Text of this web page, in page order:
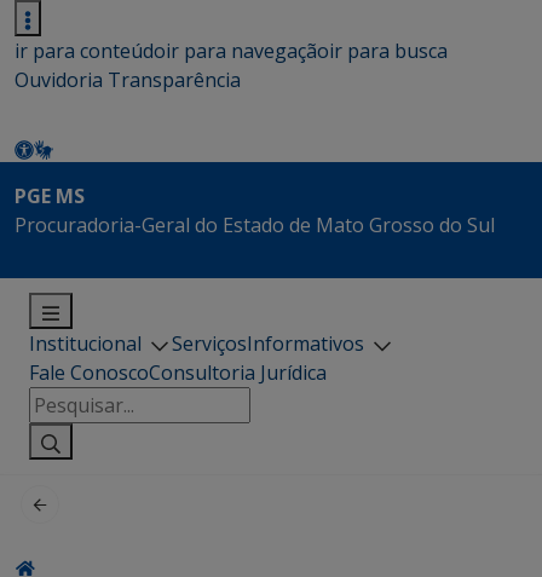
ir para conteúdoir para navegaçãoir para busca
Ouvidoria Transparência
PGE MS
Procuradoria-Geral do Estado de Mato Grosso do Sul
Institucional ServiçosInformativos
Fale ConoscoConsultoria Jurídica
Pesquisar
por: